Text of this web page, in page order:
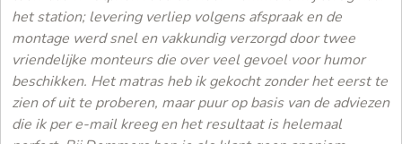
het station; levering verliep volgens afspraak en de
montage werd snel en vakkundig verzorgd door twee
vriendelijke monteurs die over veel gevoel voor humor
beschikken. Het matras heb ik gekocht zonder het eerst te
zien of uit te proberen, maar puur op basis van de adviezen
die ik per e-mail kreeg en het resultaat is helemaal